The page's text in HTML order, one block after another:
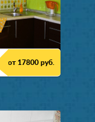
от 17800 руб.